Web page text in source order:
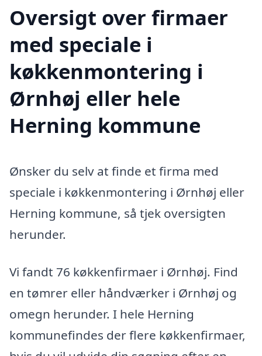
Oversigt over firmaer
med speciale i
køkkenmontering i
Ørnhøj eller hele
Herning kommune
Ønsker du selv at finde et firma med
speciale i køkkenmontering i Ørnhøj eller
Herning kommune, så tjek oversigten
herunder.
Vi fandt 76 køkkenfirmaer i Ørnhøj. Find
en tømrer eller håndværker i Ørnhøj og
omegn herunder. I hele Herning
kommunefindes der flere køkkenfirmaer,